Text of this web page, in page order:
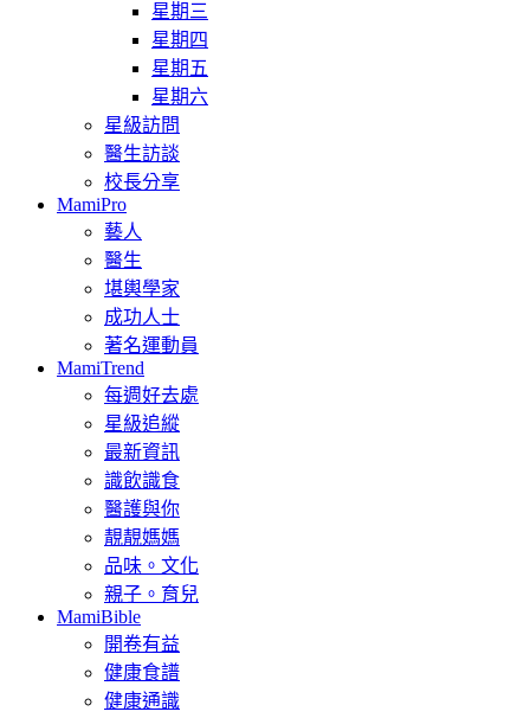
星期三
星期四
星期五
星期六
星級訪問
醫生訪談
校長分享
MamiPro
藝人
醫生
堪輿學家
成功人士
著名運動員
MamiTrend
每週好去處
星級追縱
最新資訊
識飲識食
醫護與你
靚靚媽媽
品味。文化
親子。育兒
MamiBible
開卷有益
健康食譜
健康通識